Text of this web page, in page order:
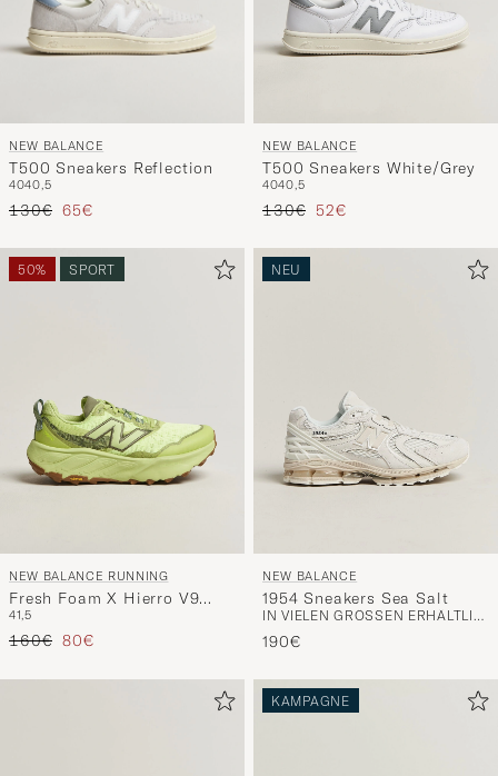
NEW BALANCE
T500 Sneakers Reflection
4040,5
Regulärer Preis
130€ Reduzierter Preis
65€
NEW BALANCE
T500 Sneakers White/Grey
4040,5
Regulärer Preis
130€ Reduzierter Preis
52€
50% SPORT
NEW BALANCE RUNNING
Fresh Foam X Hierro V9
Afterglow
41,5
Regulärer Preis
160€ Reduzierter Preis
80€
NEU
NEW BALANCE
1954 Sneakers Sea Salt
IN VIELEN GRÖSSEN ERHÄLTLICH
190€
KAMPAGNE